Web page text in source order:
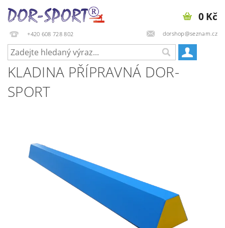
+420 608 728 802 dorshop@seznam.cz
0 Kč
KLADINA PŘÍPRAVNÁ DOR-
SPORT